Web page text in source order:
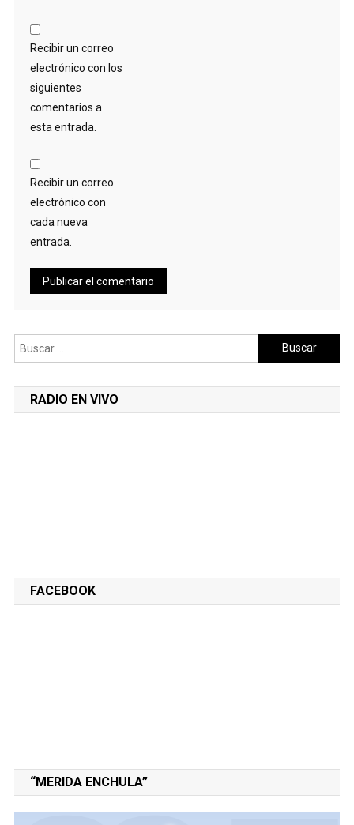
Recibir un correo
electrónico con los
siguientes
comentarios a
esta entrada.
Recibir un correo
electrónico con
cada nueva
entrada.
Buscar:
RADIO EN VIVO
FACEBOOK
“MERIDA ENCHULA”